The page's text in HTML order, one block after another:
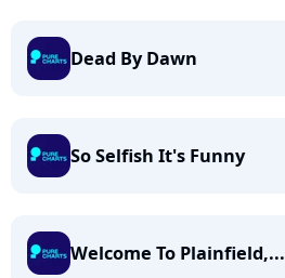
Dead By Dawn
So Selfish It's Funny
Welcome To Plainfield,...